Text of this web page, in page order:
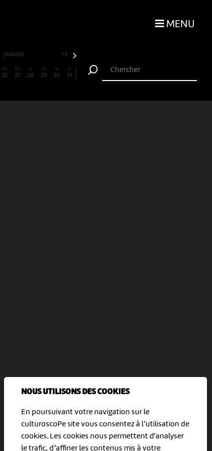
NOUS UTILISONS DES COOKIES
En poursuivant votre navigation sur le
culturoscoPe site vous consentez à l’utilisation de
cookies. Les cookies nous permettent d'analyser
le trafic, d’affiner les contenus mis à votre
MENU
JANVIER FÉVRIER
MA
26
ME
27
JE
28
VE
29
SA
30
DI
31